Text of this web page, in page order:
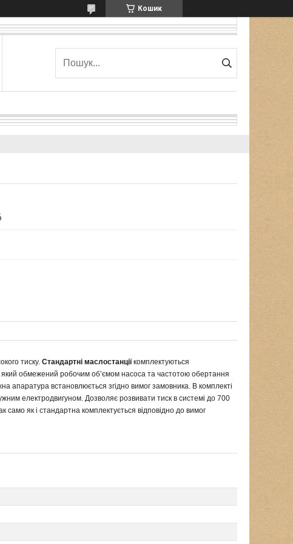
Кошик
тиску. Стандартні маслостанціїкомплектуються
обмежений робочим об’ємом насоса та частотою обертання
апаратура встановлюється згідно вимог замовника. В комплекті
електродвигуном. Дозволяє розвивати тиск в системі до 700
само як і стандартна комплектується відповідно до вимог